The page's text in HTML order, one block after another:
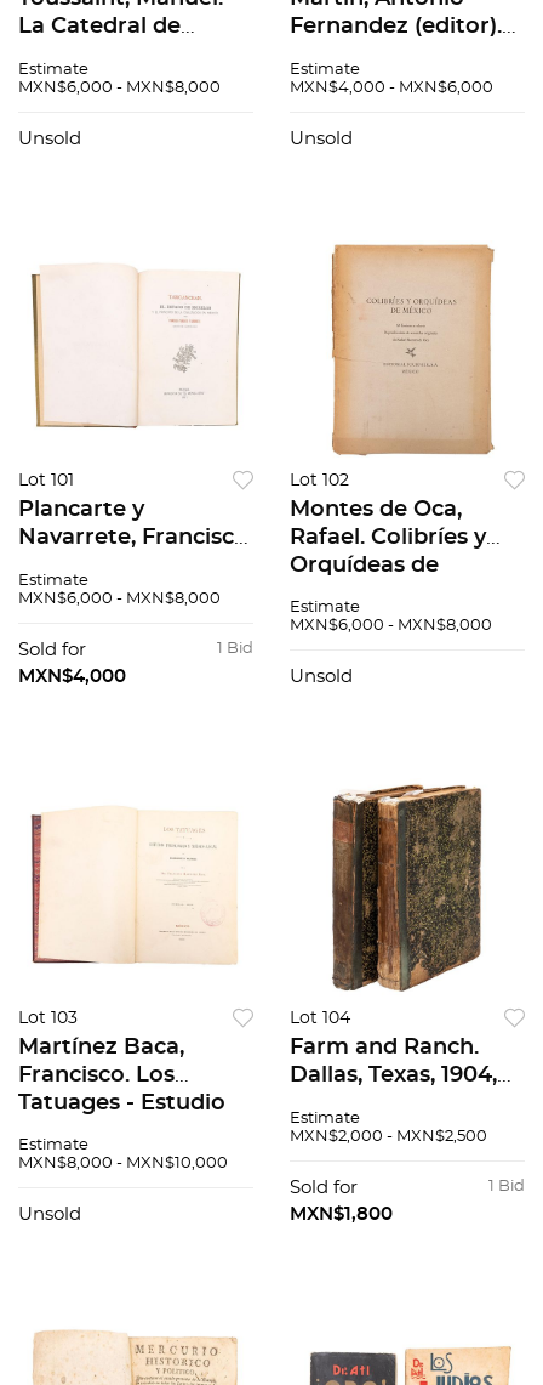
La Catedral de
Metropolitano. Su
Su Arte. México:
Estimate
MXN$6,000 - MXN$8,000
Unsold
Fernandez (editor).
Libro de Oro de la
Talleres Graficos Re...
Estimate
MXN$4,000 - MXN$6,000
Unsold
Lot 101
Plancarte y
Navarrete, Francisco.
Cuernavaca).
Estado de Morelos y
el Principio de la
Estimate
MXN$6,000 - MXN$8,000
1 Bid
Sold for
MXN$4,000
Lot 102
Montes de Oca,
Rafael. Colibríes y
Orquídeas de
Editorial Fournier,
colores. <...
Estimate
MXN$6,000 - MXN$8,000
Unsold
Lot 103
Martínez Baca,
Francisco. Los
Tatuages - Estudio
Legal en
Militares. México:
Estimate
MXN$8,000 - MXN$10,000
Unsold
Lot 104
Farm and Ranch.
Dallas, Texas, 1904,
Varios números.
ejemplar sin lomo.
Past...
Estimate
MXN$2,000 - MXN$2,500
1 Bid
Sold for
MXN$1,800